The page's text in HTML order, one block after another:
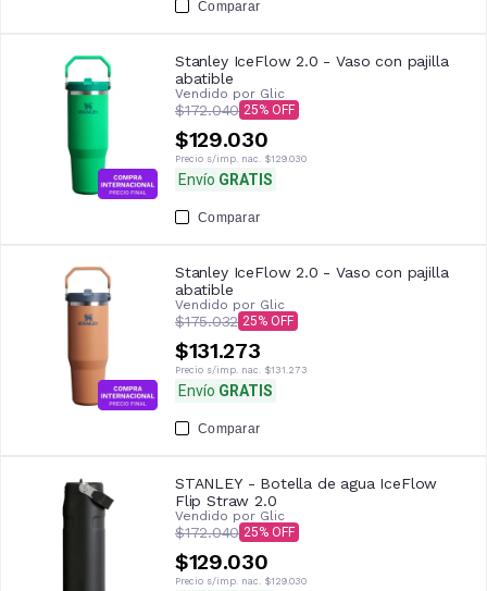
Comparar
Stanley IceFlow 2.0 - Vaso con pajilla
abatible
Vendido por Glic
$172.040 25
$129.030
Precio s/imp. nac. $129.030
Envío GRATIS
Comparar
Stanley IceFlow 2.0 - Vaso con pajilla
abatible
Vendido por Glic
$175.032 25
$131.273
Precio s/imp. nac. $131.273
Envío GRATIS
Comparar
STANLEY - Botella de agua IceFlow
Flip Straw 2.0
Vendido por Glic
$172.040 25
$129.030
Precio s/imp. nac. $129.030